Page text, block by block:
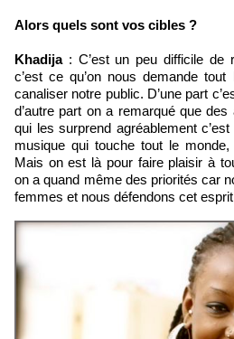
Alors quels sont vos cibles ?
Khadija : C’est un peu difficile de
c’est ce qu’on nous demande
canaliser notre public. D’une part
d’autre part on a remarqué que
qui les surprend agréablement
musique qui touche tout le
Mais on est là pour faire plaisir à
on a quand même des priorités car
femmes et nous défendons cet